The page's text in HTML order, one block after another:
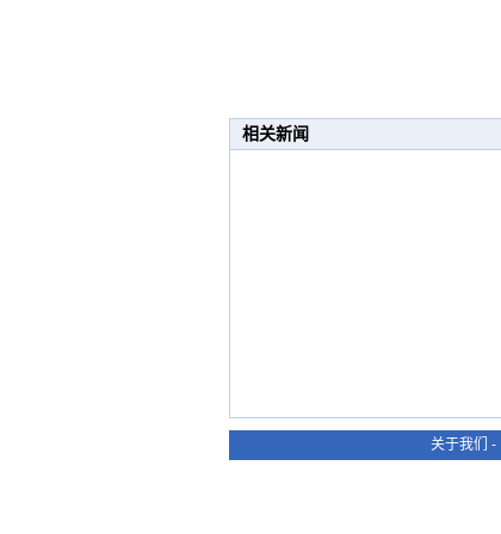
相关新闻
关于我们 -